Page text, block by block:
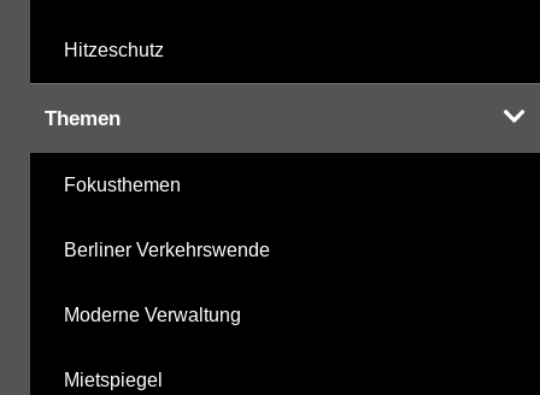
Hitzeschutz
Themen
Fokusthemen
Berliner Verkehrswende
Moderne Verwaltung
Mietspiegel